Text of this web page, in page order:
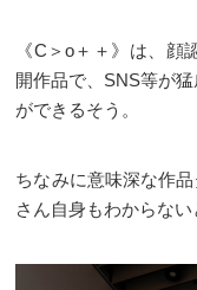
《C＞o＋＋》は、
開作品で、SNS等が
ができるそう。
ちなみに意味深な作
さん自身もわからな